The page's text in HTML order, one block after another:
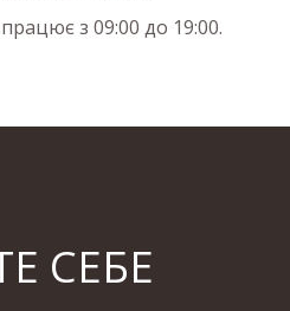
з 09:00 до 19:00.
СЕБЕ